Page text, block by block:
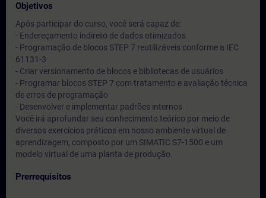
Objetivos
Após participar do curso, você será capaz de:
- Endereçamento indireto de dados otimizados
- Programação de blocos STEP 7 reutilizáveis conforme a IEC
61131-3
- Criar versionamento de blocos e bibliotecas de usuários
- Programar blocos STEP 7 com tratamento e avaliação técnica
de erros de programação
- Desenvolver e implementar padrões internos
Você irá aprofundar seu conhecimento teórico por meio de
diversos exercícios práticos em nosso ambiente virtual de
aprendizagem, composto por um SIMATIC S7-1500 e um
modelo virtual de uma planta de produção.
Prerrequisitos